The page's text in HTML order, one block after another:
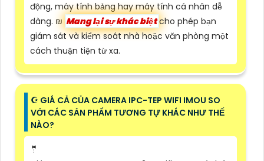
động, máy tính bảng hay máy tính cá nhân dễ
dàng. ₪ Mang lại sự khác biệtcho phép bạn
giám sát và kiểm soát nhà hoặc văn phòng một
cách thuận tiện từ xa.
☪ GIÁ CẢ CỦA CAMERA IPC-TEP WIFI IMOU SO
VỚI CÁC SẢN PHẨM TƯƠNG TỰ KHÁC NHƯ THẾ
NÀO?
🤵